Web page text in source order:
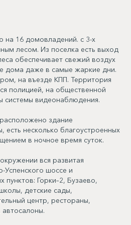
на 16 домовладений. с 3-х
лесом. Из поселка есть выход
обеспечивает свежий воздух
дома даже в самые жаркие дни.
на въезде КПП. Территория
полицией, на общественной
системы видеонаблюдения.
здание
есть несколько благоустроенных
в ночное время суток.
вся развитая
Успенского шоссе и
пунктов: Горки–2, Бузаево,
детские сады,
центр, рестораны,
автосалоны.